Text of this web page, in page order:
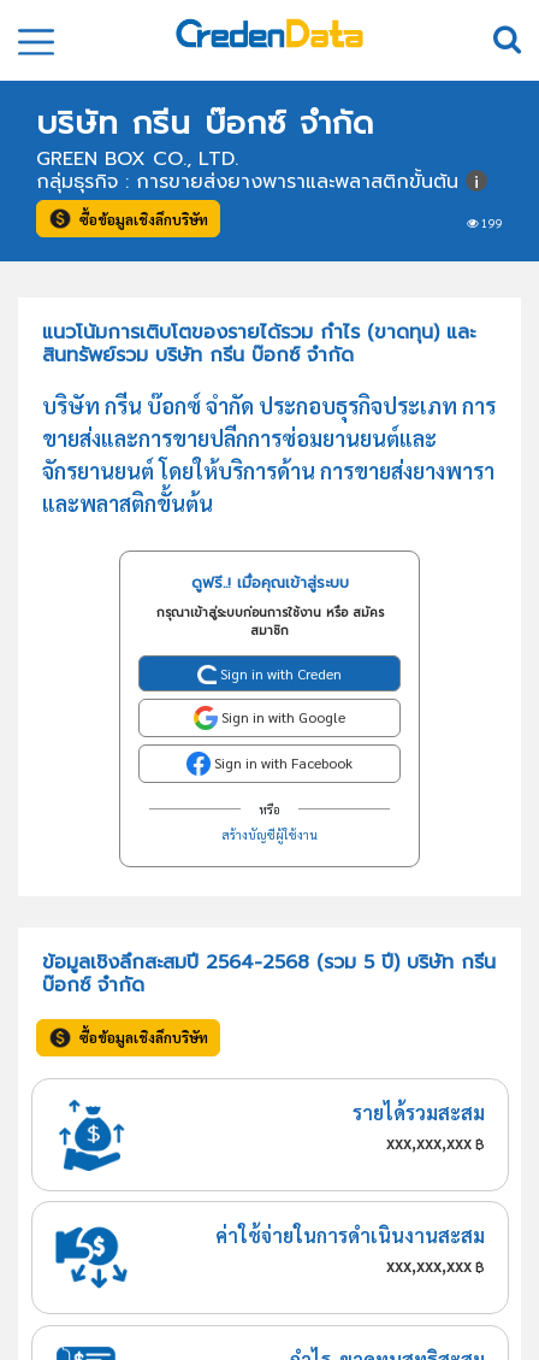
บริษัท กรีน บ๊อกซ์ จำกัด
GREEN BOX CO., LTD.
199
กลุ่มธุรกิจ : การขายส่งยางพาราและพลาสติกขั้นต้น
ซื้อข้อมูลเชิงลึกบริษัท
แนวโน้มการเติบโตของรายได้รวม กำไร (ขาดทุน) และ
สินทรัพย์รวม บริษัท กรีน บ๊อกซ์ จำกัด
บริษัท กรีน บ๊อกซ์ จำกัด ประกอบธุรกิจประเภท การ
ขายส่งและการขายปลีกการซ่อมยานยนต์และ
จักรยานยนต์ โดยให้บริการด้าน การขายส่งยางพารา
และพลาสติกขั้นต้น
ดูฟรี..! เมื่อคุณเข้าสู่ระบบ
กรุณาเข้าสู่ระบบก่อนการใช้งาน หรือ สมัคร
สมาชิก
Sign in with Creden
Sign in with Google
Sign in with Facebook
หรือ
สร้างบัญชีผู้ใช้งาน
ข้อมูลเชิงลึกสะสมปี 2564-2568 (รวม 5 ปี) บริษัท กรีน
บ๊อกซ์ จำกัด
ซื้อข้อมูลเชิงลึกบริษัท
รายได้รวมสะสม
xxx,xxx,xxx฿
ค่าใช้จ่ายในการดำเนินงานสะสม
xxx,xxx,xxx฿